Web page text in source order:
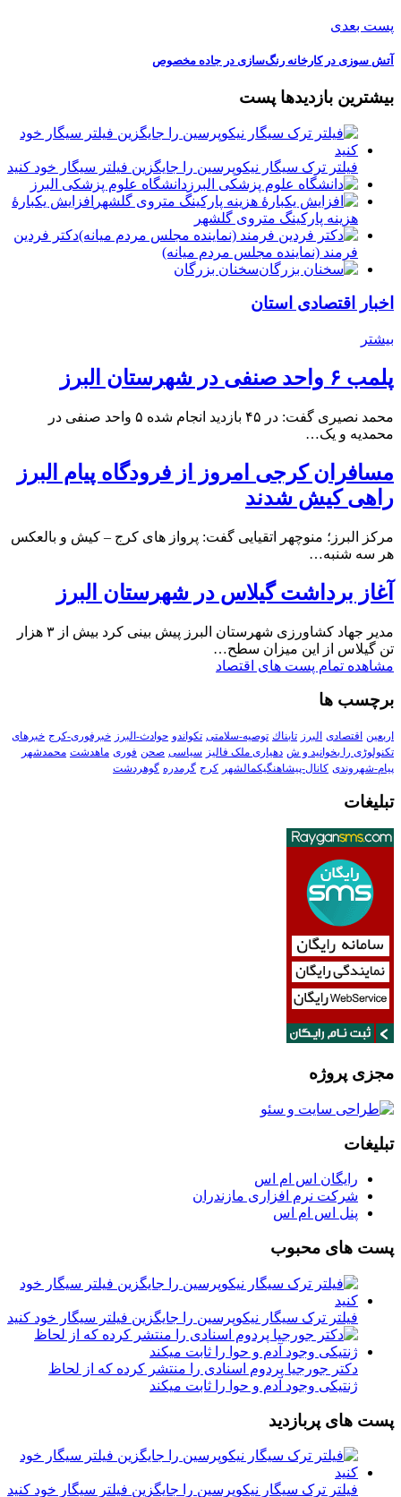
پست بعدی
️آتش سوزی در کارخانه رنگ‌سازی در جاده مخصوص
بیشترین بازدیدها پست
فیلتر ترک سیگار نیکوپرسین را جایگزین فیلتر سیگار خود کنید
دانشگاه علوم پزشکی البرز
افزایش یکبارۀ
هزینه پارکینگ متروی گلشهر
دكتر فردين
فرمند (نماينده مجلس مردم میانه)
سخنان بزرگان
اخبار اقتصادی استان
بیشتر
پلمب ۶ واحد صنفی در شهرستان البرز
محمد نصیری گفت: در ۴۵ بازدید انجام شده ۵ واحد صنفی در
محمدیه و یک…
مسافران کرجی امروز از فرودگاه پیام البرز
راهی کیش شدند
مرکز البرز؛ منوچهر اتقیایی گفت: پرواز های کرج – کیش و بالعکس
هر سه شنبه…
آغاز برداشت گیلاس در شهرستان البرز
مدیر جهاد کشاورزی شهرستان البرز پیش بینی کرد بیش از ۳ هزار
تن گیلاس از این میزان سطح…
مشاهده تمام پست های اقتصاد
برچسب ها
اربعین اقتصادی البرز تابناك توصیه-سلامتی تکواندو حوادث-البرز خبرفوری-کرج خبرهای
تکنولوڑی را بخوانید و ش دهیاری ملک فالیز سیاسی صحن فوری ماهدشت محمدشهر
پیام-شهروندی کانال-پیشاهنگیکمالشهر کرج گرمدره گوهردشت
تبلیغات
مجزی پروژه
تبلیغات
رایگان اس ام اس
شرکت نرم افزاری مازندران
پنل اس ام اس
پست های محبوب
فیلتر ترک سیگار نیکوپرسین را جایگزین فیلتر سیگار خود کنید
دکتر جورجیا پردوم اسنادی را منتشر کرده که از لحاظ
ژنتیکی وجود آدم و حوا را ثابت میکند
پست های پربازدید
فیلتر ترک سیگار نیکوپرسین را جایگزین فیلتر سیگار خود کنید